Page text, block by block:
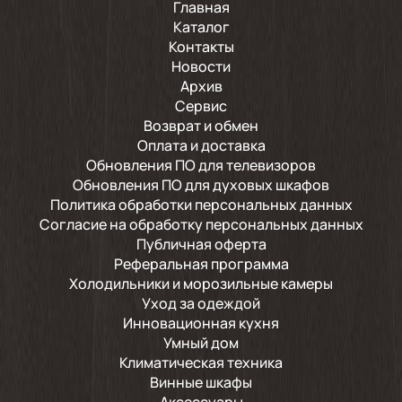
Главная
Каталог
Контакты
Новости
Архив
Сервис
Возврат и обмен
Оплата и доставка
Обновления ПО для телевизоров
Обновления ПО для духовых шкафов
Политика обработки персональных данных
Согласие на обработку персональных данных
Публичная оферта
Реферальная программа
Холодильники и морозильные камеры
Уход за одеждой
Инновационная кухня
Умный дом
Климатическая техника
Винные шкафы